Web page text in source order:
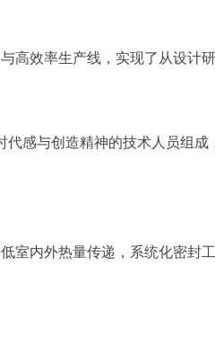
效率生产线，实现了从设计
感与创造精神的技术人员组
室内外热量传递，系统化密封